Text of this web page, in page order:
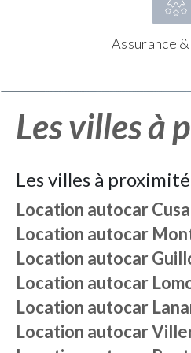
Assurance
Les villes à
Les villes à
Location autocar
Location autocar
Location autocar
Location autocar
Location autocar
Location autocar